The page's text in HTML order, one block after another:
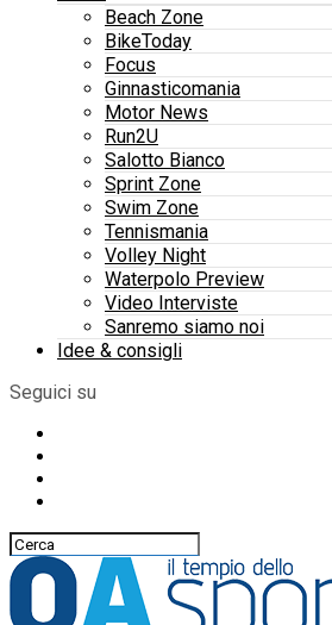
Beach Zone
BikeToday
Focus
Ginnasticomania
Motor News
Run2U
Salotto Bianco
Sprint Zone
Swim Zone
Tennismania
Volley Night
Waterpolo Preview
Video Interviste
Sanremo siamo noi
Idee & consigli
Seguici su